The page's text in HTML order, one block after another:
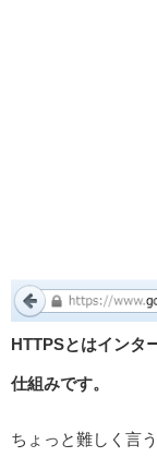
HTTPSとはインタ
仕組みです。
ちょっと難しく言